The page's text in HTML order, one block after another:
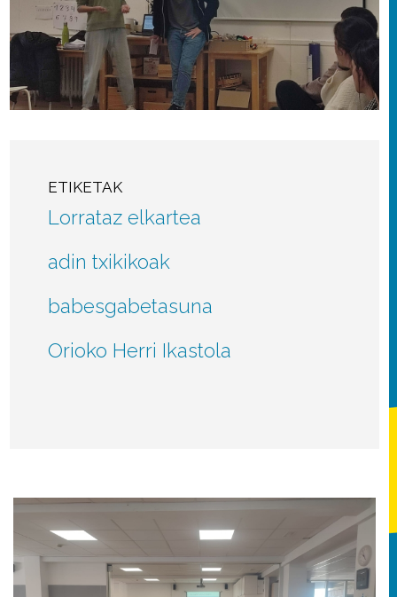
ETIKETAK
Lorrataz elkartea
adin txikikoak
babesgabetasuna
Orioko Herri Ikastola